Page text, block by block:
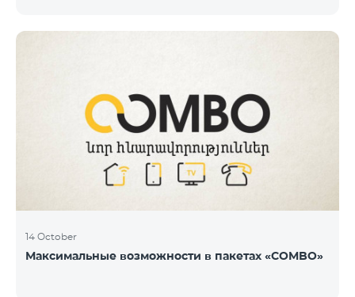
14 October
Максимальные возможности в пакетах «COMBO»